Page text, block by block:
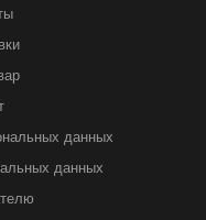
данных
данных